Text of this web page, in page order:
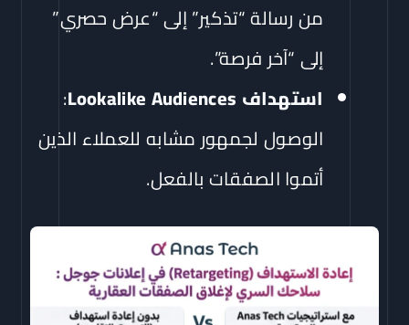
من رسالة “تذكير” إلى “عرض حصري”
إلى “آخر فرصة”.
استهداف Lookalike Audiences
:
الوصول لجمهور مشابه للعملاء الذين
أتموا الصفقات بالفعل.